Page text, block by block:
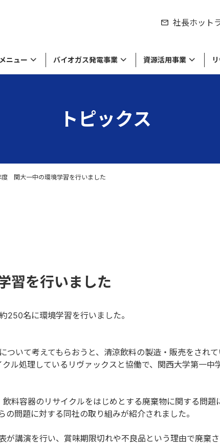
労働環境の取り組み
ニュー
食品廃棄物の処理・リサイクル
収集運搬
バイオガス発電事業 資源活用事業
私たちの役割
社長ホット
トピックス
度 関大一中の環境学習を行いました
習を行いました
250名に環境学習を行いました。
ついて考えてもらおうと、清涼飲料の製造・販売をされ
ル処理しているリヴァックスと協働で、関西大学第一中
料容器のリサイクルをはじめとする廃棄物に関する問題
問題に対する同社の取り組みが紹介されました。
が講演を行い、賞味期限切れや不良品という理由で廃棄